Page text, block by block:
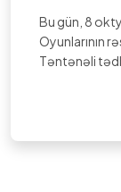
Bu gün, 8
Oyunlarının
Təntənəli